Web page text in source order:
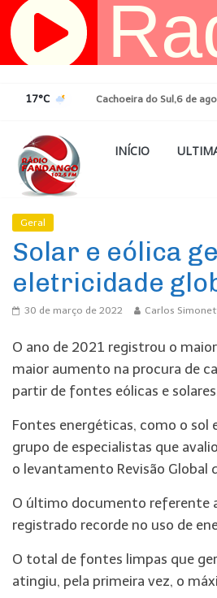
Pular
para
17°C Cachoeira do Sul,6 de
INÍCIO
Geral
Solar e eólica
eletricidade
30 de março de 2022 Carlos
O ano de 2021 registrou o
maior aumento na procura de
partir de fontes eólicas e
Fontes energéticas, como o sol
grupo de especialistas que
o levantamento Revisão Global
O último documento referente
registrado recorde no uso de
O total de fontes limpas que
atingiu, pela primeira vez, o